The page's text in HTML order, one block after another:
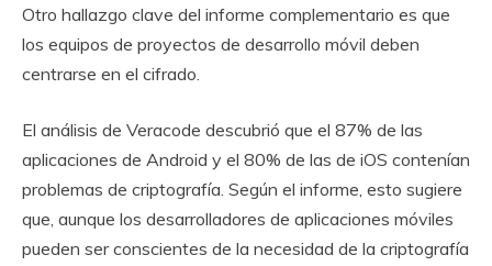
Otro hallazgo clave del informe complementario es que
los equipos de proyectos de desarrollo móvil deben
centrarse en el cifrado.
El análisis de Veracode descubrió que el 87% de las
aplicaciones de Android y el 80% de las de iOS contenían
problemas de criptografía. Según el informe, esto sugiere
que, aunque los desarrolladores de aplicaciones móviles
pueden ser conscientes de la necesidad de la criptografía